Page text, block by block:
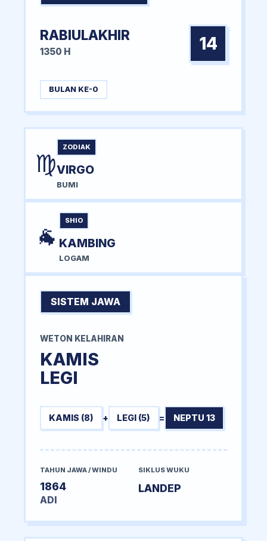
RABIULAKHIR
1350 H 14
BULAN KE-0
♍
ZODIAK
VIRGO
BUMI
🐐
SHIO
KAMBING
LOGAM
SISTEM JAWA
WETON KELAHIRAN
KAMIS
LEGI
KAMIS (8) + LEGI (5) = NEPTU 13
TAHUN JAWA / WINDU
1864
ADI
SIKLUS WUKU
LANDEP